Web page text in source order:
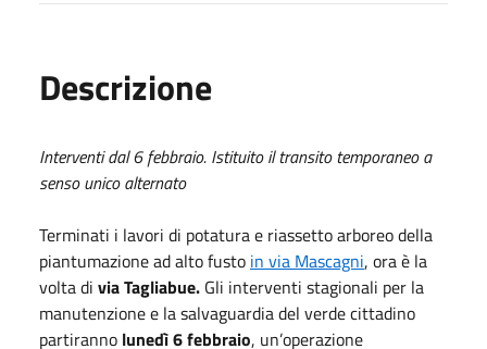
Descrizione
Interventi dal 6 febbraio. Istituito il transito temporaneo a
senso unico alternato
Terminati i lavori di potatura e riassetto arboreo della
piantumazione ad alto fusto in via Mascagni, ora è la
volta di via Tagliabue. Gli interventi stagionali per la
manutenzione e la salvaguardia del verde cittadino
partiranno lunedì 6 febbraio, un’operazione